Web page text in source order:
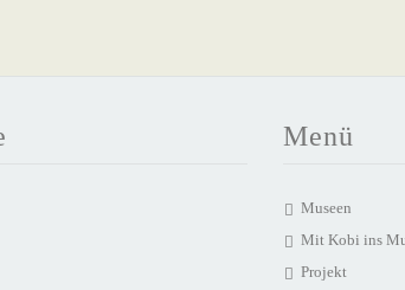
Menü
Museen
Mit Kobi ins
Projekt